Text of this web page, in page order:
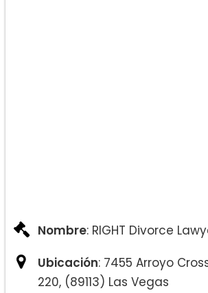
Nombre: RIGHT Divorce
Ubicación: 7455 Arroyo
220, (89113) Las Vegas